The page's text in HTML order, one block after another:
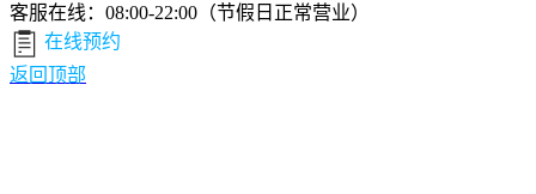
客服在线：08:00-22:00（节假日正常营业）
在线预约
返回顶部